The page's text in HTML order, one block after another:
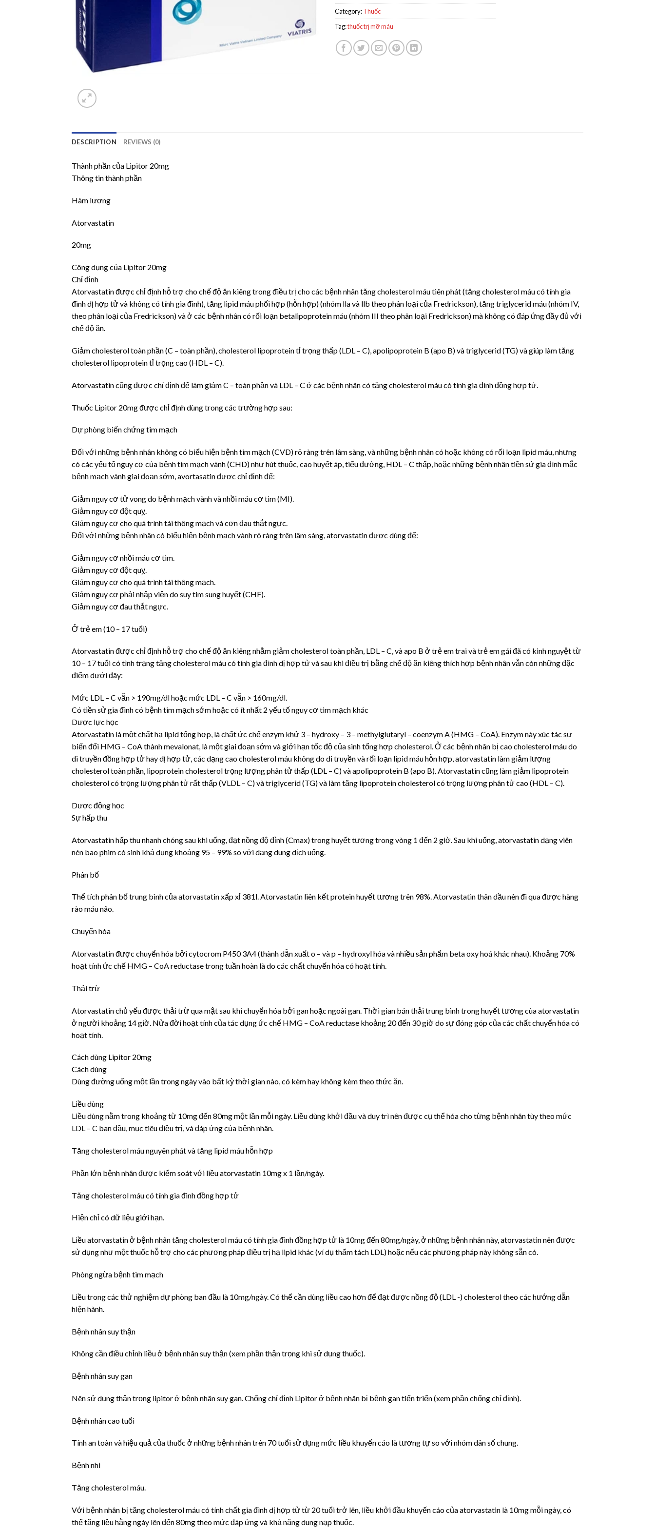
Category:Thuốc
Tag:thuốc trị mỡ máu
DESCRIPTION REVIEWS (0)
Thành phần của Lipitor 20mg
Thông tin thành phần
Hàm lượng
Atorvastatin
20mg
Công dụng của Lipitor 20mg
Chỉ định
Atorvastatin được chỉ định hỗ trợ cho chế độ ăn kiêng trong điều trị cho các bệnh nhân tăng cholesterol máu tiên phát (tăng cholesterol máu có tính gia
đình dị hợp tử và không có tính gia đình), tăng lipid máu phối hợp (hỗn hợp) (nhóm lla và llb theo phân loại của Fredrickson), tăng triglycerid máu (nhóm IV,
theo phân loại của Fredrickson) và ở các bệnh nhân có rối loạn betalipoprotein máu (nhóm III theo phân loại Fredrickson) mà không có đáp ứng đầy đủ với
chế độ ăn.
Giảm cholesterol toàn phần (C – toàn phần), cholesterol lipoprotein tỉ trọng thấp (LDL – C), apolipoprotein B (apo B) và triglycerid (TG) và giúp làm tăng
cholesterol lipoprotein tỉ trọng cao (HDL – C).
Atorvastatin cũng được chỉ định để làm giảm C – toàn phần và LDL – C ở các bệnh nhân có tăng cholesterol máu có tính gia đình đồng hợp tử.
Thuốc Lipitor 20mg được chỉ định dùng trong các trường hợp sau:
Dự phòng biến chứng tim mạch
Đối với những bệnh nhân không có biểu hiện bệnh tim mạch (CVD) rõ ràng trên lâm sàng, và những bệnh nhân có hoặc không có rối loạn lipid máu, nhưng
có các yếu tố nguy cơ của bệnh tim mạch vành (CHD) như hút thuốc, cao huyết áp, tiểu đường, HDL – C thấp, hoặc những bệnh nhân tiền sử gia đình mắc
bệnh mạch vành giai đoạn sớm, avortasatin được chỉ định để:
Giảm nguy cơ tử vong do bệnh mạch vành và nhồi máu cơ tim (MI).
Giảm nguy cơ đột quỵ.
Giảm nguy cơ cho quá trình tái thông mạch và cơn đau thắt ngực.
Đối với những bệnh nhân có biểu hiện bệnh mạch vành rõ ràng trên lâm sàng, atorvastatin được dùng để:
Giảm nguy cơ nhồi máu cơ tim.
Giảm nguy cơ đột quỵ.
Giảm nguy cơ cho quá trình tái thông mạch.
Giảm nguy cơ phải nhập viện do suy tim sung huyết (CHF).
Giảm nguy cơ đau thắt ngực.
Ở trẻ em (10 – 17 tuổi)
Atorvastatin được chỉ định hỗ trợ cho chế độ ăn kiêng nhằm giảm cholesterol toàn phần, LDL – C, và apo B ở trẻ em trai và trẻ em gái đã có kinh nguyệt từ
10 – 17 tuổi có tình trạng tăng cholesterol máu có tính gia đình dị hợp tử và sau khi điều trị bằng chế độ ăn kiêng thích hợp bệnh nhân vẫn còn những đặc
điểm dưới đây:
Mức LDL – C vẫn > 190mg/dl hoặc mức LDL – C vẫn > 160mg/dl.
Có tiền sử gia đình có bệnh tim mạch sớm hoặc có ít nhất 2 yếu tố nguy cơ tim mạch khác
Dược lực học
Atorvastatin là một chất hạ lipid tổng hợp, là chất ức chế enzym khử 3 – hydroxy – 3 – methylglutaryl – coenzym A (HMG – CoA). Enzym này xúc tác sự
biến đổi HMG – CoA thành mevalonat, là một giai đoạn sớm và giới hạn tốc độ của sinh tổng hợp cholesterol. Ở các bệnh nhân bị cao cholesterol máu do
di truyền đồng hợp tử hay dị hợp tử, các dạng cao cholesterol máu không do di truyền và rối loạn lipid máu hỗn hợp, atorvastatin làm giảm lượng
cholesterol toàn phần, lipoprotein cholesterol trọng lượng phân tử thấp (LDL – C) và apolipoprotein B (apo B). Atorvastatin cũng làm giảm lipoprotein
cholesterol có trọng lượng phân tử rất thấp (VLDL – C) và triglycerid (TG) và làm tăng lipoprotein cholesterol có trọng lượng phân tử cao (HDL – C).
Dược động học
Sự hấp thu
Atorvastatin hấp thu nhanh chóng sau khi uống, đạt nồng độ đỉnh (Cmax) trong huyết tương trong vòng 1 đến 2 giờ. Sau khi uống, atorvastatin dạng viên
nén bao phim có sinh khả dụng khoảng 95 – 99% so với dạng dung dịch uống.
Phân bố
Thể tích phân bố trung bình của atorvastatin xấp xỉ 381l. Atorvastatin liên kết protein huyết tương trên 98%. Atorvastatin thân dầu nên đi qua được hàng
rào máu não.
Chuyển hóa
Atorvastatin được chuyển hóa bởi cytocrom P450 3A4 (thành dẫn xuất o – và p – hydroxyl hóa và nhiều sản phẩm beta oxy hoá khác nhau). Khoảng 70%
hoạt tính ức chế HMG – CoA reductase trong tuần hoàn là do các chẩt chuyến hóa có hoạt tính.
Thải trừ
Atorvastatin chủ yếu được thải trừ qua mật sau khi chuyển hóa bởi gan hoặc ngoài gan. Thời gian bán thải trung bình trong huyết tương cùa atorvastatin
ở người khoảng 14 giờ. Nửa đời hoạt tính của tác dụng ức chế HMG – CoA reductase khoảng 20 đến 30 giờ do sự đóng góp của các chất chuyển hóa có
hoạt tính.
Cách dùng Lipitor 20mg
Cách dùng
Dùng đường uống một lần trong ngày vào bất kỳ thời gian nào, có kèm hay không kèm theo thức ăn.
Liều dùng
Liều dùng nằm trong khoảng từ 10mg đến 80mg một lần mỗi ngày. Liều dùng khởi đầu và duy trì nên được cụ thể hóa cho từng bệnh nhân tùy theo mức
LDL – C ban đầu, mục tiêu điều trị, và đáp ứng của bệnh nhân.
Tăng cholesterol máu nguyên phát và tăng lipid máu hỗn hợp
Phần lớn bệnh nhân được kiểm soát với liều atorvastatin 10mg x 1 lần/ngày.
Tăng cholesterol máu có tính gia đình đồng hợp tử
Hiện chỉ có dữ liệu giới hạn.
Liều atorvastatin ở bệnh nhân tăng cholesterol máu có tính gia đình đồng hợp tử là 10mg đến 80mg/ngày, ở những bệnh nhân này, atorvastatin nên được
sử dụng như một thuốc hỗ trợ cho các phương pháp điều trị hạ lipid khác (ví dụ thẩm tách LDL) hoặc nếu các phương pháp này không sẵn có.
Phòng ngừa bệnh tim mạch
Liều trong các thử nghiệm dự phòng ban đầu là 10mg/ngày. Có thể cần dùng liều cao hơn để đạt được nồng độ (LDL -) cholesterol theo các hướng dẫn
hiện hành.
Bệnh nhân suy thận
Không cần điều chỉnh liều ở bệnh nhân suy thận (xem phần thận trọng khi sử dụng thuốc).
Bệnh nhân suy gan
Nên sử dụng thận trọng lipitor ở bệnh nhân suy gan. Chống chỉ định Lipitor ở bệnh nhân bị bệnh gan tiến triển (xem phần chống chỉ định).
Bệnh nhân cao tuổi
Tính an toàn và hiệu quả của thuốc ở những bệnh nhân trên 70 tuổi sử dụng mức liều khuyến cáo là tương tự so với nhóm dân số chung.
Bệnh nhi
Tăng cholesterol máu.
Với bệnh nhân bị tăng cholesterol máu có tính chất gia đình dị hợp tử từ 20 tuổi trở lên, liều khởi đầu khuyến cáo của atorvastatin là 10mg mỗi ngày, có
thể tăng liều hằng ngày lên đến 80mg theo mức đáp ứng và khả năng dung nạp thuốc.